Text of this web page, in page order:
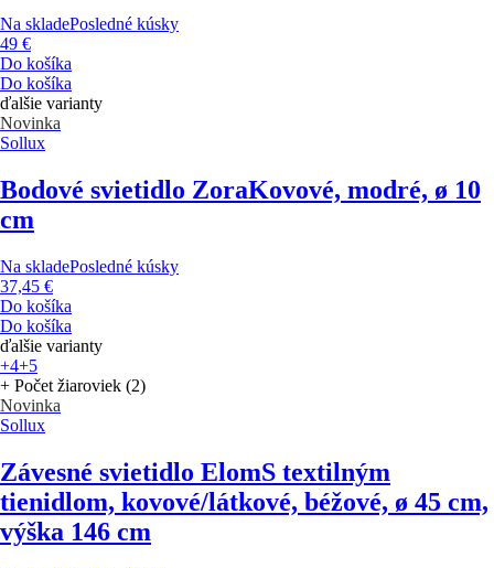
Na skladePosledné kúsky
49 €
Do košíka
Do košíka
ďalšie varianty
Novinka
Sollux
Bodové svietidlo ZoraKovové, modré, ø 10
cm
Na skladePosledné kúsky
37,45 €
Do košíka
Do košíka
ďalšie varianty
+4+5
+ Počet žiaroviek (2)
Novinka
Sollux
Závesné svietidlo ElomS textilným
tienidlom, kovové/látkové, béžové, ø 45 cm,
výška 146 cm